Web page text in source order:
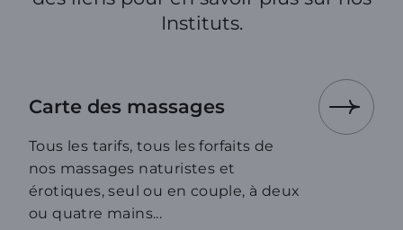
Instituts.
Carte des massages
Tous les tarifs, tous les forfaits de
nos massages naturistes et
érotiques, seul ou en couple, à deux
ou quatre mains...